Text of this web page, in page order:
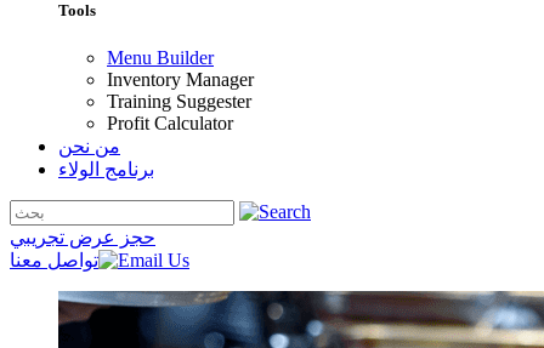
Tools
Menu Builder
Inventory Manager
Training Suggester
Profit Calculator
من نحن
برنامج الولاء
حجز عرض تجريبي
تواصل معنا